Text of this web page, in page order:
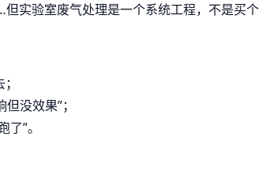
实验室废气处理是一个系统工程，不是买
没效果”；
”。